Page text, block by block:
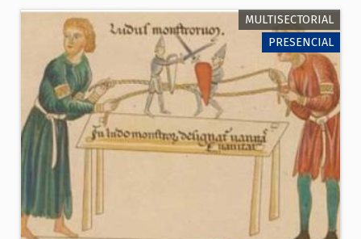
MULTISECTORIAL
PRESENCIAL